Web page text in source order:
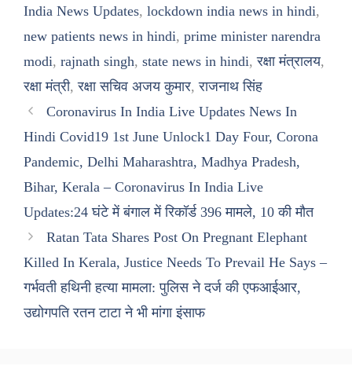
India News Updates, lockdown india news in hindi,
new patients news in hindi, prime minister narendra
modi, rajnath singh, state news in hindi,रक्षा मंत्रालय,
रक्षा मंत्री,रक्षा सचिव अजय कुमार,राजनाथ सिंह
Coronavirus In India Live Updates News In
Hindi Covid19 1st June Unlock1 Day Four, Corona
Pandemic, Delhi Maharashtra, Madhya Pradesh,
Bihar, Kerala – Coronavirus In India Live
Updates:24 घंटे में बंगाल में रिकॉर्ड 396 मामले, 10 की मौत
Ratan Tata Shares Post On Pregnant Elephant
Killed In Kerala, Justice Needs To Prevail He Says –
गर्भवती हथिनी हत्या मामला: पुलिस ने दर्ज की एफआईआर,
उद्योगपति रतन टाटा ने भी मांगा इंसाफ